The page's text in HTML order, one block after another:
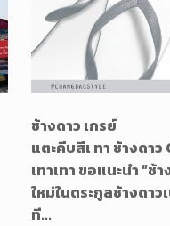
ช้างดาว เกรย์
แตะคีบสีเ ทา ช้างดา
เทาเทา ขอแนะนำ “ช้
ใหม่ในตระกูลช้างดาว
ที...